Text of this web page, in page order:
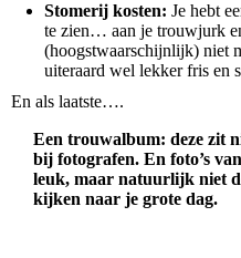
Stomerij kosten: Je hebt
te zien… aan je trouwjurk
(hoogstwaarschijnlijk) niet
uiteraard wel lekker fris en
En als laatste….
Een trouwalbum: deze zit
bij fotografen. En foto’s
leuk, maar natuurlijk niet
kijken naar je grote dag.